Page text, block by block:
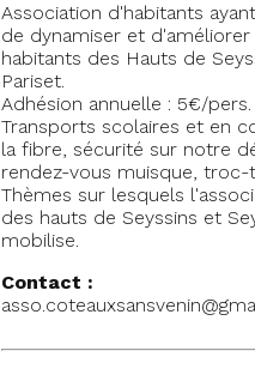
Association d'habitants
de dynamiser et
habitants des Hauts de
Pariset.
Adhésion annuelle : 5€/
Transports scolaires et en
la fibre, sécurité sur notre
rendez-vous muisque, troc-
Thèmes sur lesquels
des hauts de Seyssins et
mobilise.
Contact :